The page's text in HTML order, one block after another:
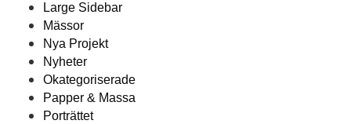
Large Sidebar
Mässor
Nya Projekt
Nyheter
Okategoriserade
Papper & Massa
Porträttet